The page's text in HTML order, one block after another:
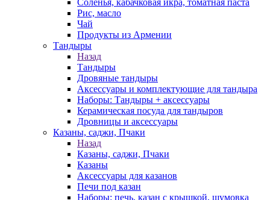
Соленья, кабачковая икра, томатная паста
Рис, масло
Чай
Продукты из Армении
Тандыры
Назад
Тандыры
Дровяные тандыры
Аксессуары и комплектующие для тандыра
Наборы: Тандыры + аксессуары
Керамическая посуда для тандыров
Дровницы и аксессуары
Казаны, саджи, Пчаки
Назад
Казаны, саджи, Пчаки
Казаны
Аксессуары для казанов
Печи под казан
Наборы: печь, казан с крышкой, шумовка